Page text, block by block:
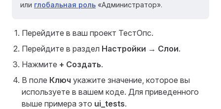
или глобальная роль «Администратор».
Перейдите в ваш проект ТестОпс.
Перейдите в раздел Настройки → Слои.
Нажмите + Создать.
В поле Ключ укажите значение, которое вы
используете в вашем коде. Для приведенного
выше примера это ui_tests.